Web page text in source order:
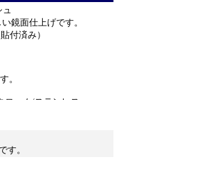
鏡面仕上げです。
付済み）
。
す。
ローム/ステンレ
ス・Ｇ３７_クロー
パーツ・ＱＸ５６_
ローム/ステンレス